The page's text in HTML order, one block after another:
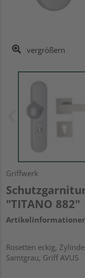
vergrößern
Griffwerk
"TITANO 882"
Rosetten eckig,
Samtgrau, Griff AVUS